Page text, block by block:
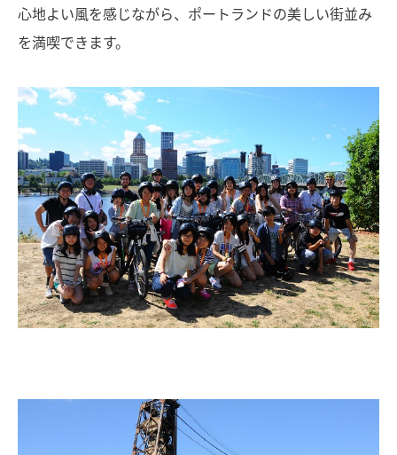
心地よい風を感じながら、ポートランドの美しい街並み
を満喫できます。